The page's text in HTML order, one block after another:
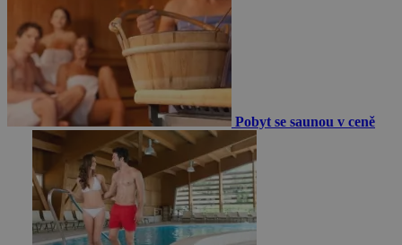
Pobyt se saunou v ceně